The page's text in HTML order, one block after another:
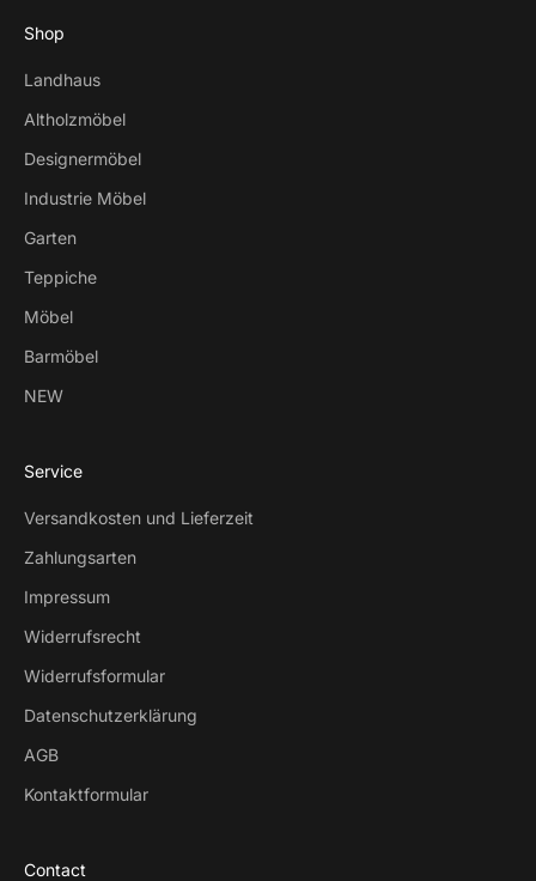
Shop
Landhaus
Altholzmöbel
Designermöbel
Industrie Möbel
Garten
Teppiche
Möbel
Barmöbel
NEW
Service
Versandkosten und Lieferzeit
Zahlungsarten
Impressum
Widerrufsrecht
Widerrufsformular
Datenschutzerklärung
AGB
Kontaktformular
Contact